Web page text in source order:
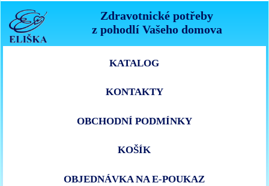
Zdravotnické potřeby
z pohodlí Vašeho domova
KATALOG
KONTAKTY
OBCHODNÍ PODMÍNKY
KOŠÍK
OBJEDNÁVKA NA E-POUKAZ